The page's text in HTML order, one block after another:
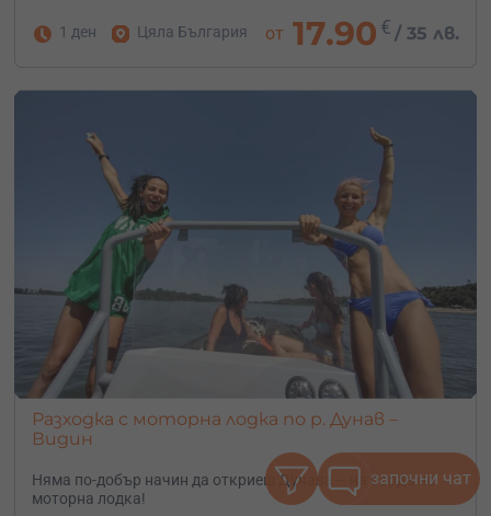
1 ден Цяла България от 17.90 € / 35 лв.
Разходка с моторна лодка по р. Дунав –
Видин
Няма по-добър начин да откриеш Дунава – на борда на
моторна лодка!
започни чат